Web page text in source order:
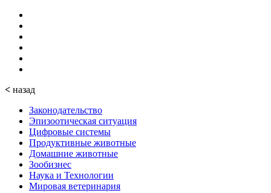
< назад
Законодательство
Эпизоотическая ситуация
Цифровые системы
Продуктивные животные
Домашние животные
Зообизнес
Наука и Технологии
Мировая ветеринария